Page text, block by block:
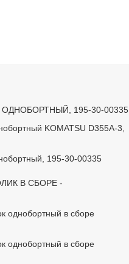
195-30-00335
KOMATSU D355A-3,
195-30-00335
В СБОРЕ -
однобортный в сборе
однобортный в сборе